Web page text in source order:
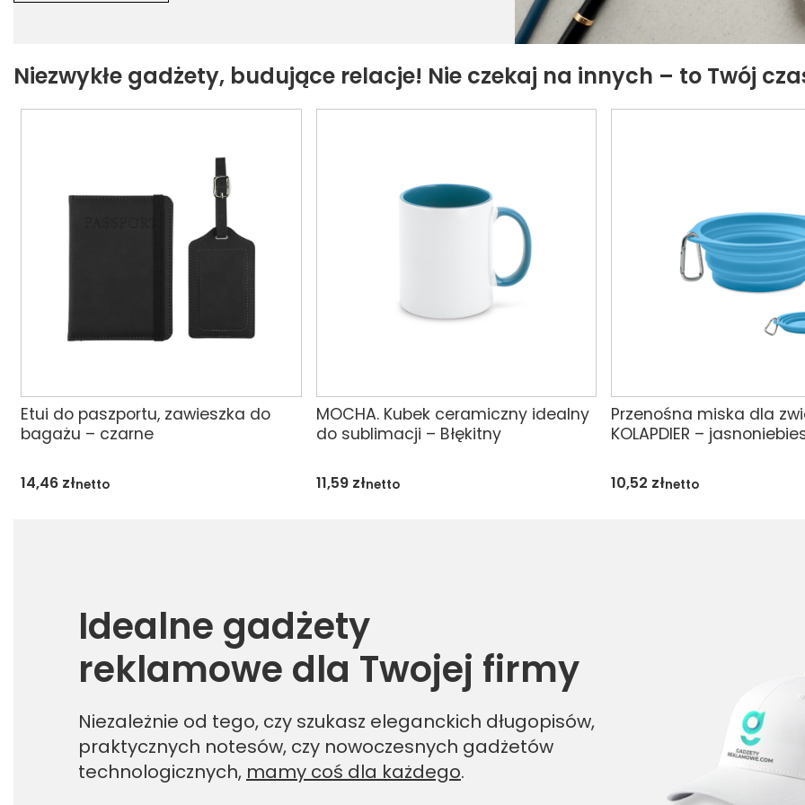
Niezwykłe gadżety, budujące relacje! Nie czekaj na innych – to Twój
Etui do paszportu, zawieszka do
bagażu – czarne
14,46 złnetto
MOCHA. Kubek ceramiczny idealny
do sublimacji – Błękitny
11,59 złnetto
Przenośna miska dla
KOLAPDIER –
10,52 złnetto
Idealne gadżety
reklamowe dla Twojej firmy
Niezależnie od tego, czy szukasz eleganckich długopisów,
praktycznych notesów, czy nowoczesnych gadżetów
technologicznych, mamy coś dla każdego.